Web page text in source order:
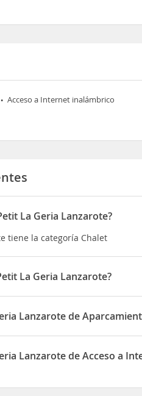
Acceso a Internet inalámbrico
La Geria Lanzarote?
tiene la categoría Chalet
La Geria Lanzarote?
está situado en camino bilbao
Lanzarote de
dispone de Aparcamiento
Lanzarote de Acceso a